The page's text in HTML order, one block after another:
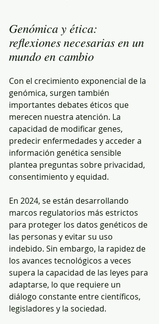
Genómica y ética:
reflexiones necesarias en un
mundo en cambio
Con el crecimiento exponencial de la
genómica, surgen también
importantes debates éticos que
merecen nuestra atención. La
capacidad de modificar genes,
predecir enfermedades y acceder a
información genética sensible
plantea preguntas sobre privacidad,
consentimiento y equidad.
En 2024, se están desarrollando
marcos regulatorios más estrictos
para proteger los datos genéticos de
las personas y evitar su uso
indebido. Sin embargo, la rapidez de
los avances tecnológicos a veces
supera la capacidad de las leyes para
adaptarse, lo que requiere un
diálogo constante entre científicos,
legisladores y la sociedad.